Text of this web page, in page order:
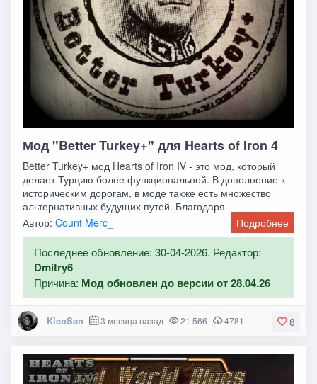
Мод "Better Turkey+" для Hearts of Iron 4
Better Turkey+ мод Hearts of Iron IV - это мод, который
делает Турцию более функциональной. В дополнение к
историческим дорогам, в моде также есть множество
альтернативных будущих путей. Благодаря
Автор:Count Merc_ Подробнее
Последнее обновление: 30-04-2026. Редактор:
Dmitry6
Причина: Мод обновлен до версии от 28.04.26
8
KleoSan 3 месяца назад 21 566 4781